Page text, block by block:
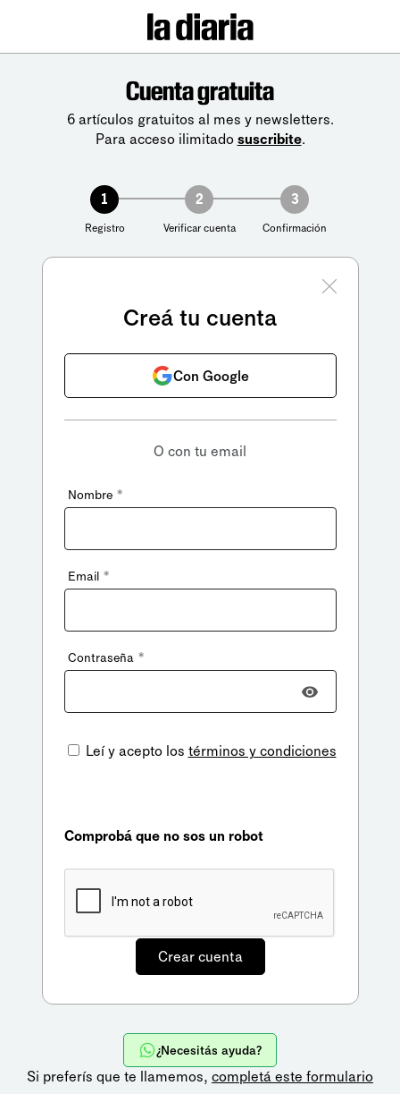
Cuenta gratuita
6 artículos gratuitos al mes y newsletters.
Para acceso ilimitado suscribite.
1
Registro
2
Verificar cuenta
3
Confirmación
Creá tu cuenta
Con Google
O con tu email
Nombre *
Email *
Contraseña *
Leí y acepto los términos y condiciones
Comprobá que no sos un robot
¿Necesitás ayuda?
Si preferís que te llamemos, completá este formulario